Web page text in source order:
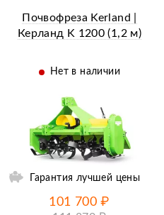
Почвофреза Kerland |
Керланд K 1200 (1,2 м)
Нет в наличии
Гарантия лучшей цены
101 700 ₽